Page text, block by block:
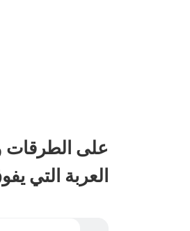
على الطرقات
العربة التي يفوق